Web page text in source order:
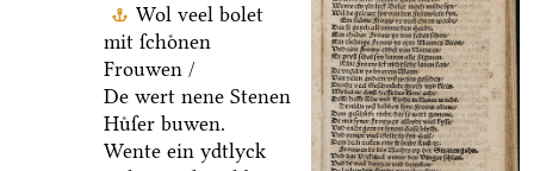
Wol veel bolet
mit ſchoͤnen
Frouwen /
De wert nene Stenen
Huͤſer buwen.
Wente ein ydtlyck